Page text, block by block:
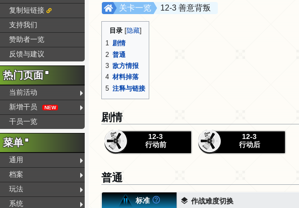
跳
导
航
跳
搜
索
12-3 善意背叛
关卡一览
目录
1 剧情
2 普通
3 敌方情报
4 材料掉落
5 注释与链接
剧情
12-3
行动前
12-3
行动后
普通
标准 作战难度切换
复制短链接
支持我们
赞助者一览
反馈与建议
热门页面
当前活动
新增干员
NEW
干员一览
菜单
通用
档案
玩法
系统